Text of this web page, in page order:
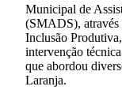
Municipal de
(SMADS), através
Inclusão
intervenção
que abordou
Laranja.